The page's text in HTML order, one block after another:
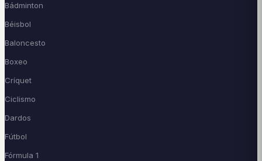
Bádminton
Béisbol
Baloncesto
Boxeo
Críquet
Ciclismo
Dardos
Fútbol
Fórmula 1